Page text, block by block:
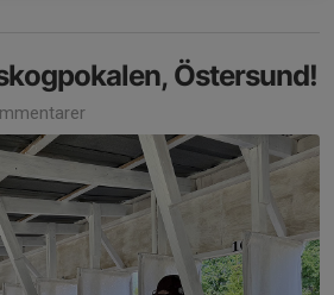
Östersund!